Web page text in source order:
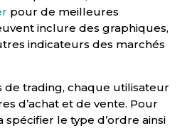
pour de meilleures
inclure des graphiques,
indicateurs des marchés
de trading, chaque utilisateur
d’achat et de vente. Pour
spécifier le type d’ordre ainsi